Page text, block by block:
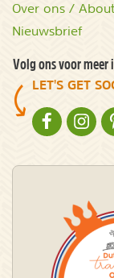
Over ons /
Nieuwsbrief
Volg ons voor meer
LET'S GET